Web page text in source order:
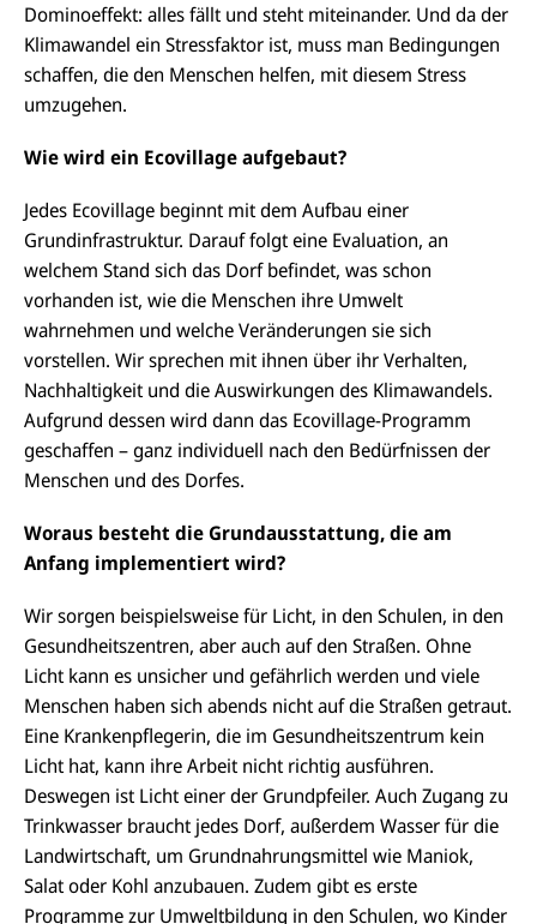
Dominoeffekt: alles fällt und steht miteinander. Und da der
Klimawandel ein Stressfaktor ist, muss man Bedingungen
schaffen, die den Menschen helfen, mit diesem Stress
umzugehen.
Wie wird ein Ecovillage aufgebaut?
Jedes Ecovillage beginnt mit dem Aufbau einer
Grundinfrastruktur. Darauf folgt eine Evaluation, an
welchem Stand sich das Dorf befindet, was schon
vorhanden ist, wie die Menschen ihre Umwelt
wahrnehmen und welche Veränderungen sie sich
vorstellen. Wir sprechen mit ihnen über ihr Verhalten,
Nachhaltigkeit und die Auswirkungen des Klimawandels.
Aufgrund dessen wird dann das Ecovillage-Programm
geschaffen – ganz individuell nach den Bedürfnissen der
Menschen und des Dorfes.
Woraus besteht die Grundausstattung, die am
Anfang implementiert wird?
Wir sorgen beispielsweise für Licht, in den Schulen, in den
Gesundheitszentren, aber auch auf den Straßen. Ohne
Licht kann es unsicher und gefährlich werden und viele
Menschen haben sich abends nicht auf die Straßen getraut.
Eine Krankenpflegerin, die im Gesundheitszentrum kein
Licht hat, kann ihre Arbeit nicht richtig ausführen.
Deswegen ist Licht einer der Grundpfeiler. Auch Zugang zu
Trinkwasser braucht jedes Dorf, außerdem Wasser für die
Landwirtschaft, um Grundnahrungsmittel wie Maniok,
Salat oder Kohl anzubauen. Zudem gibt es erste
Programme zur Umweltbildung in den Schulen, wo Kinder